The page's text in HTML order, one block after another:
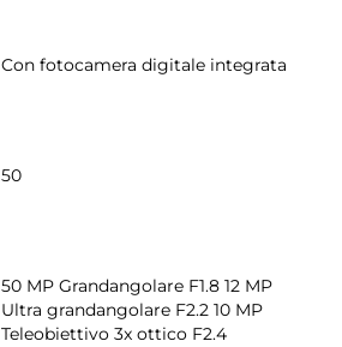
Con fotocamera digitale integrata
50
50 MP Grandangolare F1.8 12 MP
Ultra grandangolare F2.2 10 MP
Teleobiettivo 3x ottico F2.4